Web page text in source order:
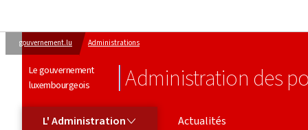
gouvernement.lu Administrations
Le gouvernement
luxembourgeois
Administration des
L' Administration
Actualités